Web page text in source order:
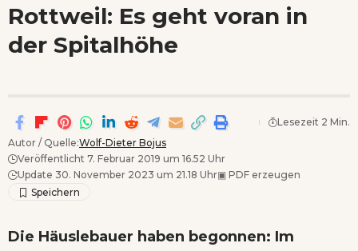
Wenn Orte erzählen ...
Rottweil: Es geht voran in
der Spitalhöhe
Autor / Quelle:Wolf-Dieter Bojus
Veröffentlicht 7. Februar 2019 um 16.52 Uhr
Update 30. November 2023 um 21.18 Uhr▣ PDF erzeugen
Lesezeit 2 Min.
Die Häuslebauer haben begonnen: Im